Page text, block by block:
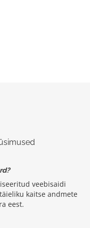
veebisaidi
kaitse andmete
eest.